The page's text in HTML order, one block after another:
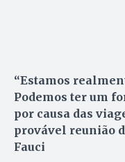
“Estamos
Podemos ter um
por causa das
provável reunião
Fauci